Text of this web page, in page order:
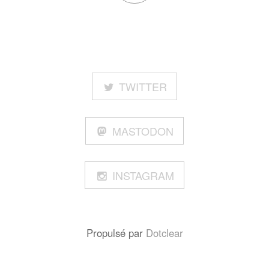
TWITTER
MASTODON
INSTAGRAM
Propulsé par Dotclear